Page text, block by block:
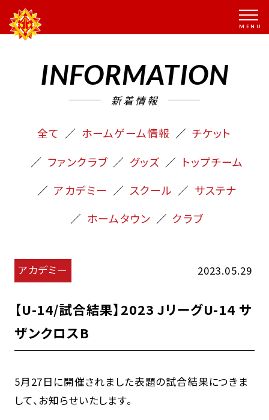
INFORMATION
新着情報
全て ホームゲーム情報
チケット
ファンクラブ
グッズ
トップチーム
アカデミー
スクール
サステナ
ホームタウン
クラブ
アカデミー 2023.05.29
【U-14/試合結果】2023 JリーグU-14 サ
ザンクロスB
5月27日に開催されました表題の試合結果につきま
して、お知らせいたします。